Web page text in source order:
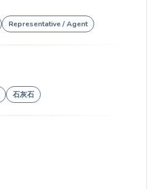
Representative / Agent
石灰石